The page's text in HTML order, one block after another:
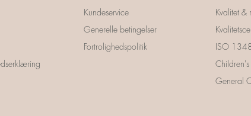
Kundeservice
Generelle betingelser
Fortrolighedspolitik
Kvalitet &
ISO
General